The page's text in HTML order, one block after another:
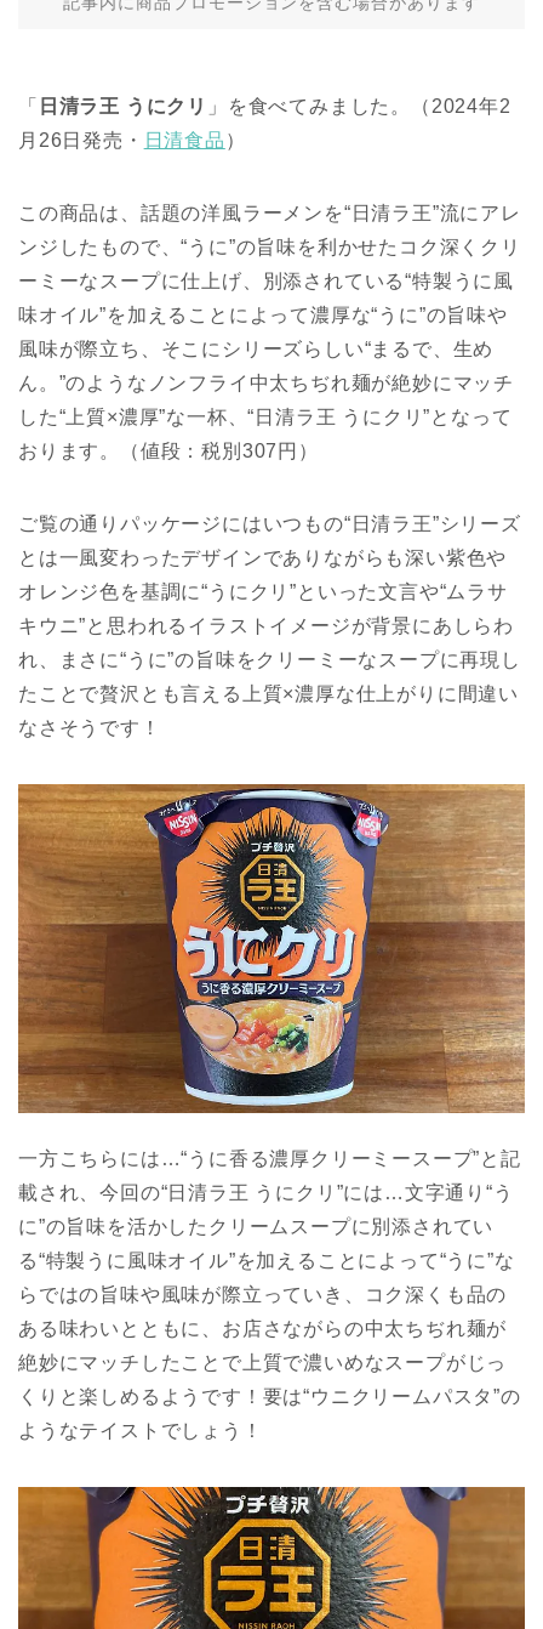
「 日清ラ王 うにクリ 」を食べてみました。（2024年2
月26日発売・ 日清食品 ）
この商品は、話題の洋風ラーメンを“日清ラ王”流にアレ
ンジしたもので、“うに”の旨味を利かせたコク深くクリ
ーミーなスープに仕上げ、別添されている“特製うに風
味オイル”を加えることによって濃厚な“うに”の旨味や
風味が際立ち、そこにシリーズらしい“まるで、生め
ん。”のようなノンフライ中太ちぢれ麺が絶妙にマッチ
した“上質×濃厚”な一杯、“日清ラ王 うにクリ”となって
おります。（値段：税別307円）
ご覧の通りパッケージにはいつもの“日清ラ王”シリーズ
とは一風変わったデザインでありながらも深い紫色や
オレンジ色を基調に“うにクリ”といった文言や“ムラサ
キウニ”と思われるイラストイメージが背景にあしらわ
れ、まさに“うに”の旨味をクリーミーなスープに再現し
たことで贅沢とも言える上質×濃厚な仕上がりに間違い
なさそうです！
一方こちらには…“うに香る濃厚クリーミースープ”と記
載され、今回の“日清ラ王 うにクリ”には…文字通り“う
に”の旨味を活かしたクリームスープに別添されてい
る“特製うに風味オイル”を加えることによって“うに”な
らではの旨味や風味が際立っていき、コク深くも品の
ある味わいとともに、お店さながらの中太ちぢれ麺が
絶妙にマッチしたことで上質で濃いめなスープがじっ
くりと楽しめるようです！要は“ウニクリームパスタ”の
ようなテイストでしょう！